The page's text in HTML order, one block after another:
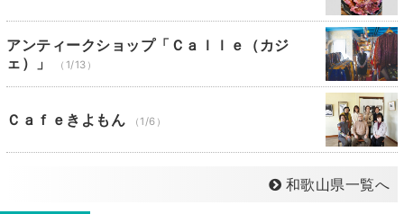
アンティークショップ「Ｃａｌｌｅ（カジ
ェ）」
（1/13）
Ｃａｆｅきよもん （1/6）
和歌山県一覧へ